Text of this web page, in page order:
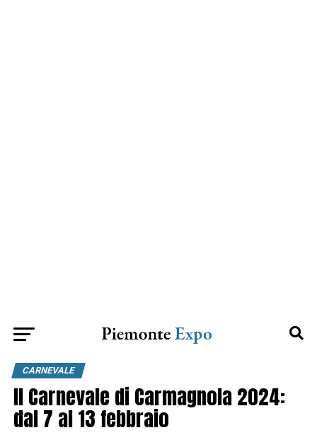
CARNEVALE
Il Carnevale di Carmagnola 2024:
dal 7 al 13 febbraio